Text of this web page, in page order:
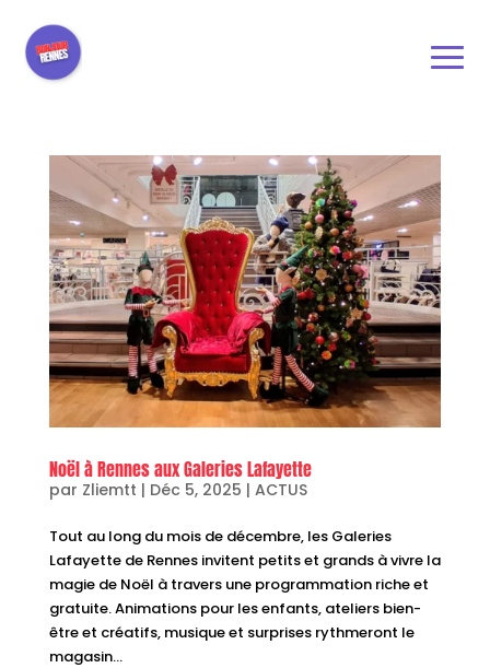
Noël à Rennes aux Galeries Lafayette
par Zliemtt | Déc 5, 2025 | ACTUS
Tout au long du mois de décembre, les Galeries
Lafayette de Rennes invitent petits et grands à vivre la
magie de Noël à travers une programmation riche et
gratuite. Animations pour les enfants, ateliers bien-
être et créatifs, musique et surprises rythmeront le
magasin...